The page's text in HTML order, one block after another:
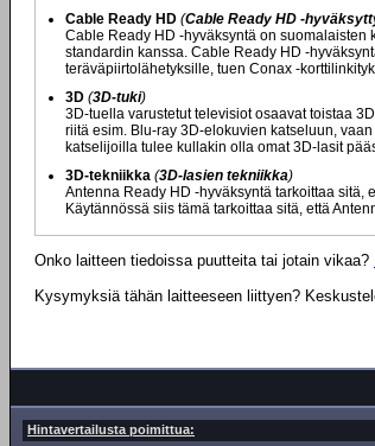
Cable Ready HD (Cable Ready HD -
Cable Ready HD -hyväksyntä on
standardin kanssa. Cable Ready HD -
teräväpiirtolähetyksille, tuen Conax -
3D (3D-tuki)
3D-tuella varustetut televisiot osaavat toistaa
riitä esim. Blu-ray 3D-elokuvien katseluun,
katselijoilla tulee kullakin olla omat 3D-lasit
3D-tekniikka (3D-lasien tekniikka)
Antenna Ready HD -hyväksyntä tarkoittaa
Käytännössä siis tämä tarkoittaa sitä, että
Onko laitteen tiedoissa puutteita tai jotain vikaa?
Kysymyksiä tähän laitteeseen liittyen?
Hintavertailusta poimittua: